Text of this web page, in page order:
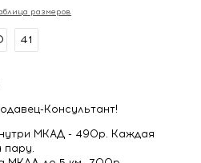
размеров
41
Консультант!
МКАД - 490р. Каждая
пару.